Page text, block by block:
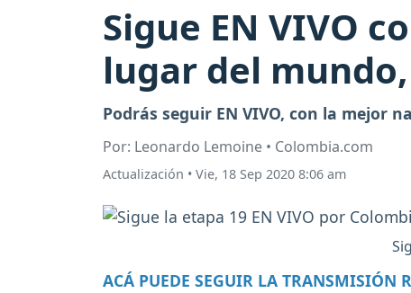
Sigue EN VIVO
lugar del
Podrás seguir EN VIVO, con la mejor
Por: Leonardo Lemoine • Colombia.com
Actualización • Vie, 18 Sep 2020 8:06 am
ACÁ PUEDE SEGUIR LA TRANSMISIÓN